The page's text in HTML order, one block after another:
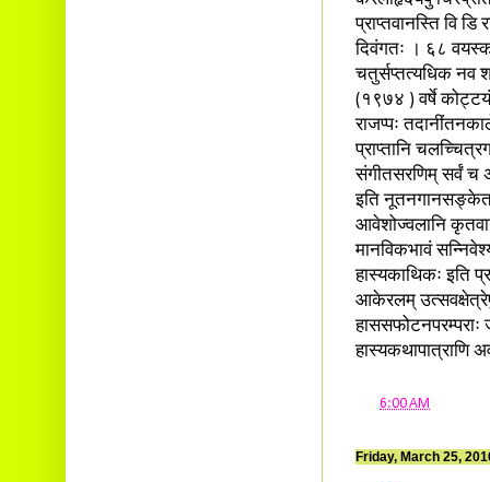
प्राप्तवानस्ति वि डि
दिवंगतः । ६८
चतुर्सप्तत्यधिक नव
(१९७४ ) वर्षे
राजप्पः
प्राप्तानि
संगीतसरणिम् सर्वं च
इति
आवेशोज्वलानि
मानविकभावं
हास्यकाथिकः इति
आकेरलम्
हास्यकथापात्राणि
6:00 AM
Friday, March 25,